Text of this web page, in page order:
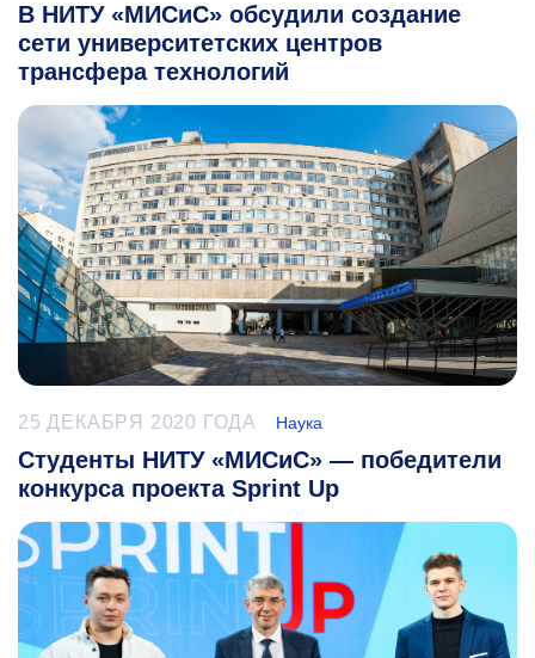
В НИТУ «МИСиС» обсудили создание
сети университетских центров
трансфера технологий
25 ДЕКАБРЯ 2020 ГОДА Наука
Студенты НИТУ «МИСиС» — победители
конкурса проекта Sprint Up